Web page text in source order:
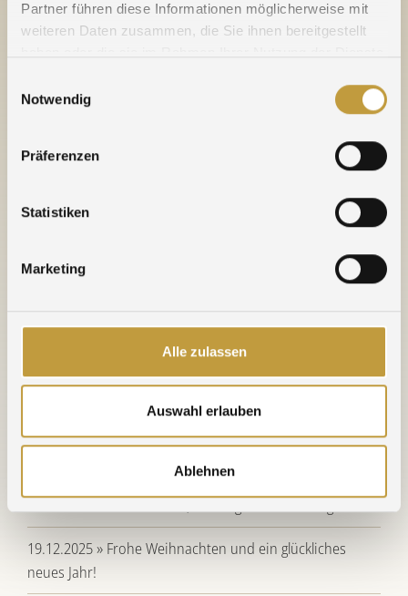
Partner führen diese Informationen möglicherweise mit
weiteren Daten zusammen, die Sie ihnen bereitgestellt
Notwendig
Präferenzen
Statistiken
Marketing
Alle zulassen
Auswahl erlauben
Ablehnen
Haben Sie Fragen? Benötigen Sie
wir für Sie da:
Galvanikprodukte“
Nachricht vom 13. April 2018
WEITERE NACHRICHTEN
Glückwunsch NE-Metallhandel
09.04.2026 » Wechsel im Agosi-Vorstand
21.12.2025 » Betriebsruhe, Feiertage & Brückentage
19.12.2025 » Frohe Weihnachten und ein glückliches
neues Jahr!